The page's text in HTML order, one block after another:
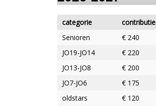
categorie
contributie
Senioren
€ 240
JO19-JO14
€ 220
JO13-JO8
€ 200
JO7-JO6
€ 175
oldstars
€ 120